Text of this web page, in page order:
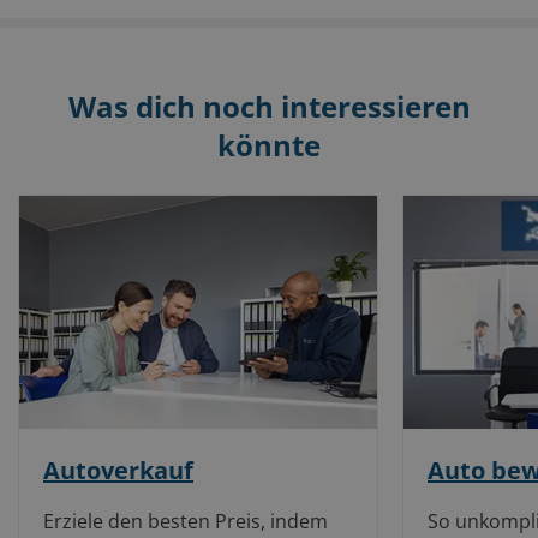
Was dich noch interessieren
könnte
Autoverkauf
Erziele den besten Preis, indem
Auto
So